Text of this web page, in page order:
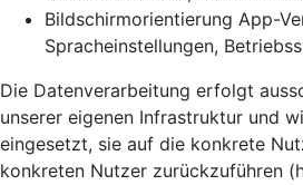
Bildschirmorientierung App-
Spracheinstellungen,
Die Datenverarbeitung erfolgt
unserer eigenen Infrastruktur und
eingesetzt, sie auf die konkrete
konkreten Nutzer zurückzuführen